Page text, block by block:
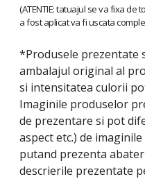
(ATENTIE: tatuajul se va fixa
a fost aplicat va fi uscata
*Produsele prezentate
ambalajul original al
si intensitatea culorii
Imaginile produselor
de prezentare si pot
aspect etc.) de
putand prezenta
descrierile prezentate